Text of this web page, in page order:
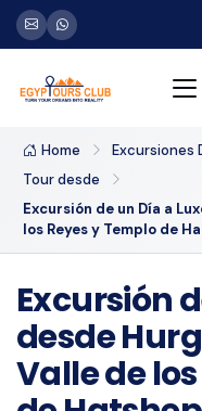
Home Excursiones
Tour desde
Excursión de un Día a
los Reyes y Templo de
Excursión
desde
Valle de